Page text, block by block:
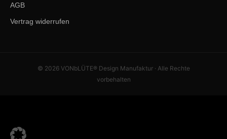
AGB
Vertrag widerrufen
© 2026 VONbLÜTE® Design Manufaktur · Alle Rechte
vorbehalten